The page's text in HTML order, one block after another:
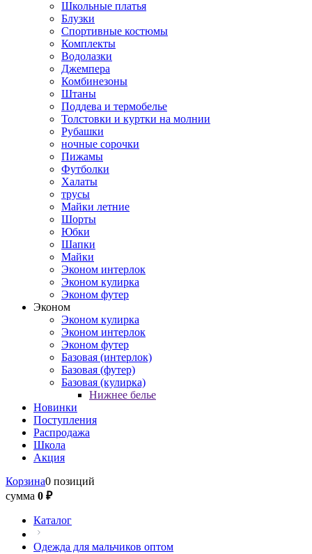
Школьные платья
Блузки
Спортивные костюмы
Комплекты
Водолазки
Джемпера
Комбинезоны
Штаны
Поддева и термобелье
Толстовки и куртки на молнии
Рубашки
ночные сорочки
Пижамы
Футболки
Халаты
трусы
Майки летние
Шорты
Юбки
Шапки
Майки
Эконом интерлок
Эконом кулирка
Эконом футер
Эконом
Эконом кулирка
Эконом интерлок
Эконом футер
Базовая (интерлок)
Базовая (футер)
Базовая (кулирка)
Нижнее белье
Новинки
Поступления
Распродажа
Школа
Акция
Корзина0 позиций
сумма 0 ₽
Каталог
Одежда для мальчиков оптом